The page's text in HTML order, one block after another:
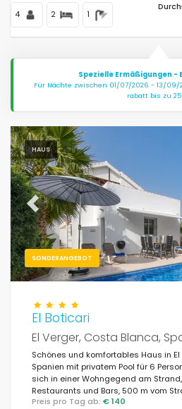
Dienste
Blicke
Andere
4 2 1
Spezielle Ermäßigungen -
Für Nächte zwischen 01/07/2026 - 13/
rabatt bis zu 25
HAUS
SONDERANGEBOT
Previous
El Boticari
El Verger, Costa Blanca,
Schönes und komfortables Haus in
Spanien mit privatem Pool für 6
sich in einer Wohngegend am
Restaurants und Bars, 500 m vom
und 0,5 km vom Mittelmeer entfernt.
Preis pro Tag ab: € 140